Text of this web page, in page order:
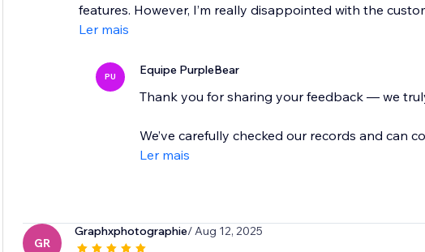
features. However, I’m really disappointed with the
Ler mais
PU Equipe PurpleBear
Thank you for sharing your feedback — we
We’ve carefully checked our records and can
Ler mais
GR
Graphxphotographie/ Aug 12, 2025